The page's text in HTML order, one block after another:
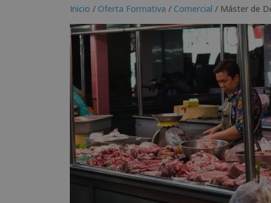
Inicio / Oferta Formativa / Comercial / Máster de